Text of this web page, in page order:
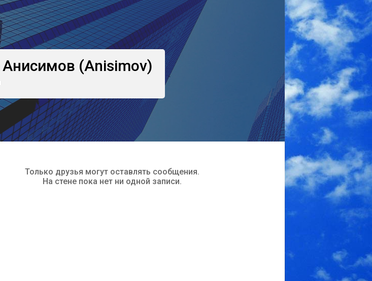
Анисимов (Anisimov)
Только друзья могут оставлять сообщения.
На стене пока нет ни одной записи.